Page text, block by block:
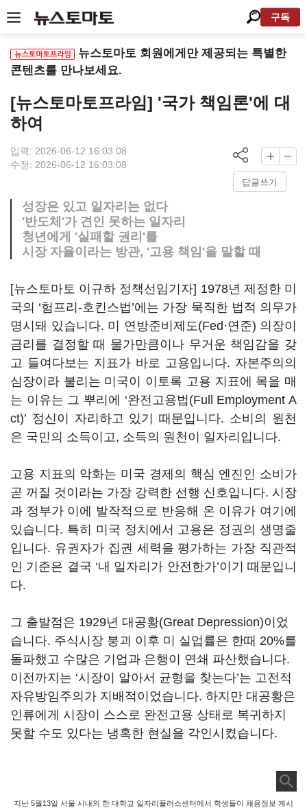
구독
뉴스토마토 회원에게만 제공되는 특별한
콘텐츠를 만나보세요.
[뉴스토마토프라임] '국가 책임론'에 대
하여
입력: 2026-06-12 16:03:08
수정: 2026-06-12 16:03:08
답글쓰기
성장은 있고 일자리는 없다
'반도체'가 견인 못하는 일자리
청년에게 '실패할 권리'를
시장 자율이라는 방관, '고용 책임'을 말할 때
[뉴스토마토 이규하 정책선임기자] 1978년 제정한 미
국의 ‘험프리-호킨스법’에는 가장 묵직한 법적 의무가
명시돼 있습니다. 미 연방준비제도(Fed·연준) 의장이
금리를 결정할 때 물가만큼이나 무거운 책임감을 갖
고 들여다보는 지표가 바로 고용입니다. 자본주의의
심장이라 불리는 미국이 이토록 고용 지표에 목을 매
는 이유는 그 뿌리에 ‘완전고용법(Full Employment A
ct)’ 정신이 자리하고 있기 때문입니다. 소비의 원천
은 국민의 소득이고, 소득의 원천이 일자리입니다.
고용 지표의 악화는 미국 경제의 핵심 엔진인 소비가
곧 꺼질 것이라는 가장 강력한 선행 신호입니다. 시장
과 정부가 이에 발작적으로 반응해 온 이유가 여기에
있습니다. 특히 미국 정치에서 고용은 정권의 생명줄
입니다. 유권자가 집권 세력을 평가하는 가장 직관적
인 기준은 결국 ‘내 일자리가 안전한가’이기 때문입니
다.
그 출발점은 1929년 대공황(Great Depression)이었
습니다. 주식시장 붕괴 이후 미 실업률은 한때 20%를
돌파했고 수많은 기업과 은행이 연쇄 파산했습니다.
이전까지는 ‘시장이 알아서 균형을 찾는다’는 고전적
자유방임주의가 지배적이었습니다. 하지만 대공황은
인류에게 시장이 스스로 완전고용 상태로 복귀하지
못할 수도 있다는 냉혹한 현실을 각인시켰습니다.
지난 5월13일 서울 시내의 한 대학교 일자리플러스센터에서 학생들이 채용정보 게시